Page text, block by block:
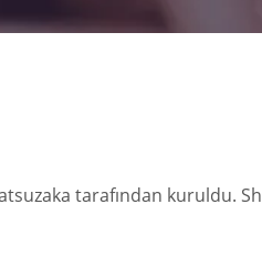
tarafından kuruldu.